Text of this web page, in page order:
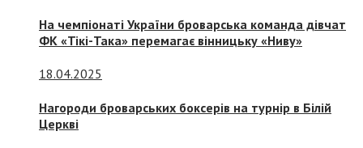
На чемпіонаті України броварська команда дівчат
ФК «Тікі-Така» перемагає вінницьку «Ниву»
18.04.2025
Нагороди броварських боксерів на турнір в Білій
Церкві